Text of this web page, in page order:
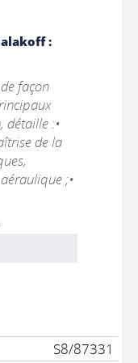
:
façon
détaille :•
de la
;•
S8/87331